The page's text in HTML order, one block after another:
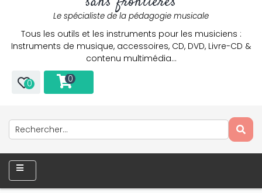
Le spécialiste de la pédagogie musicale
Tous les outils et les instruments pour les musiciens :
Instruments de musique, accessoires, CD, DVD, Livre-CD &
contenu multimédia…
0 0